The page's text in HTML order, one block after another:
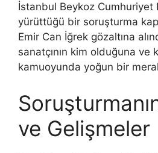
İstanbul Beykoz Cumhuriyet
yürüttüğü bir soruşturma
Emir Can İğrek gözaltına
sanatçının kim olduğuna ve
kamuoyunda yoğun bir
ve Gelişmeler